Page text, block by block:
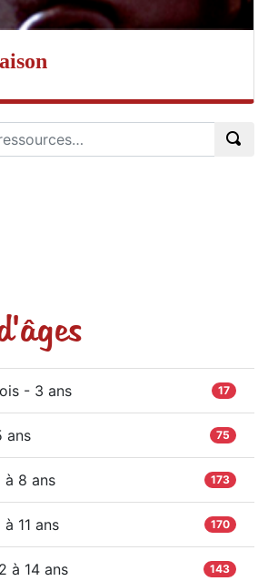
- 3 ans 17
ans 75
à 8 ans 173
11 ans 170
à 14 ans 143